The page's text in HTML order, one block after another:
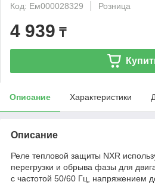
Код: Ем000028329
Розница
4 939 ₸
Описание Характеристики
Описание
Реле тепловой защиты NXR
перегрузки и обрыва фазы для
с частотой 50/60 Гц, напряжением